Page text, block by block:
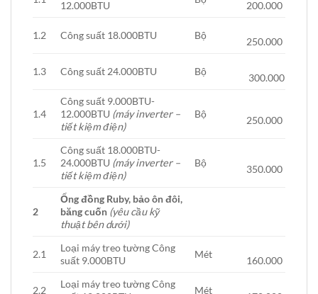
12.000BTU
200.000
1.2 Công suất 18.000BTU Bộ
250.000
1.3 Công suất 24.000BTU Bộ
300.000
1.4
Công suất 9.000BTU-
12.000BTU (máy inverter –
tiết kiệm điện)
Bộ
250.000
1.5
Công suất 18.000BTU-
24.000BTU (máy inverter –
tiết kiệm điện)
Bộ
350.000
2
Ống đồng Ruby, bảo ôn đôi,
băng cuốn (yêu cầu kỹ
thuật bên dưới)
2.1
Loại máy treo tường Công
suất 9.000BTU
Mét
160.000
2.2
Loại máy treo tường Công
Mét